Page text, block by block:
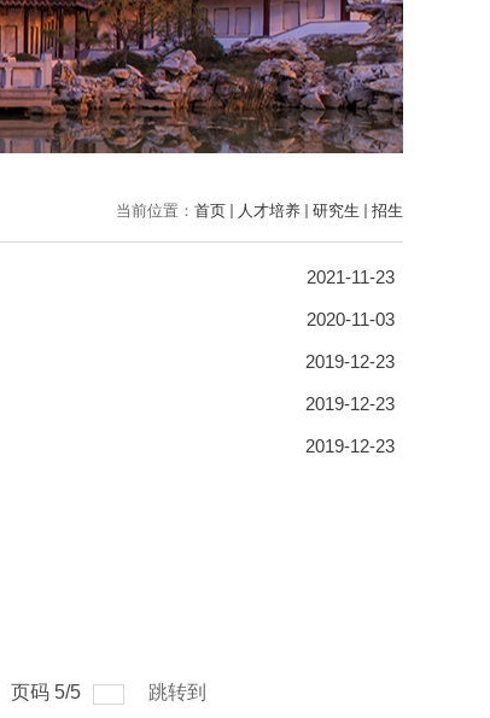
当前位置： 首页 人才培养 研究生 招生
2021-11-23
2020-11-03
2019-12-23
2019-12-23
2019-12-23
页码 5/5 跳转到